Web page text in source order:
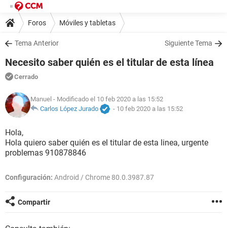
Foros Móviles y tabletas
Tema Anterior Siguiente Tema
Necesito saber quién es el titular de esta línea
Cerrado
Manuel - Modificado el 10 feb 2020 a las 15:52
Carlos López Jurado
- 10 feb 2020 a las 15:52
Hola,
Hola quiero saber quién es el titular de esta linea, urgente
problemas 910878846
Configuración: Android / Chrome 80.0.3987.87
Compartir